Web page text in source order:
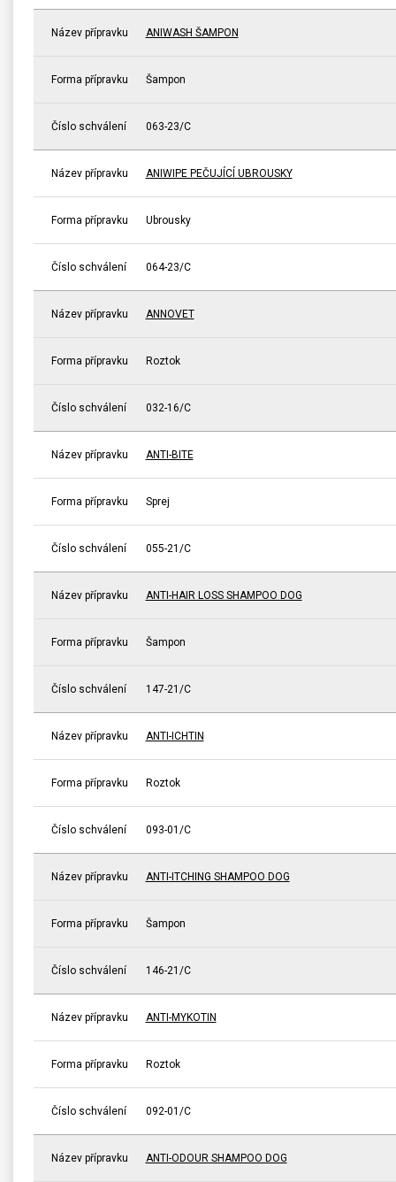
Název přípravku ANIWASH ŠAMPON
Forma přípravku Šampon
Číslo schválení 063-23/C
Název přípravku ANIWIPE PEČUJÍCÍ UBROUSKY
Forma přípravku Ubrousky
Číslo schválení 064-23/C
Název přípravku ANNOVET
Forma přípravku Roztok
Číslo schválení 032-16/C
Název přípravku ANTI-BITE
Forma přípravku Sprej
Číslo schválení 055-21/C
Název přípravku ANTI-HAIR LOSS SHAMPOO DOG
Forma přípravku Šampon
Číslo schválení 147-21/C
Název přípravku ANTI-ICHTIN
Forma přípravku Roztok
Číslo schválení 093-01/C
Název přípravku ANTI-ITCHING SHAMPOO DOG
Forma přípravku Šampon
Číslo schválení 146-21/C
Název přípravku ANTI-MYKOTIN
Forma přípravku Roztok
Číslo schválení 092-01/C
Název přípravku ANTI-ODOUR SHAMPOO DOG